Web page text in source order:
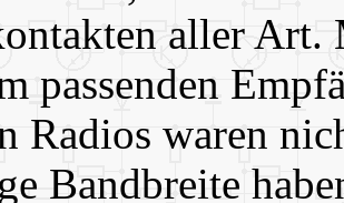
aller Art.
passenden
Radios waren
Bandbreite